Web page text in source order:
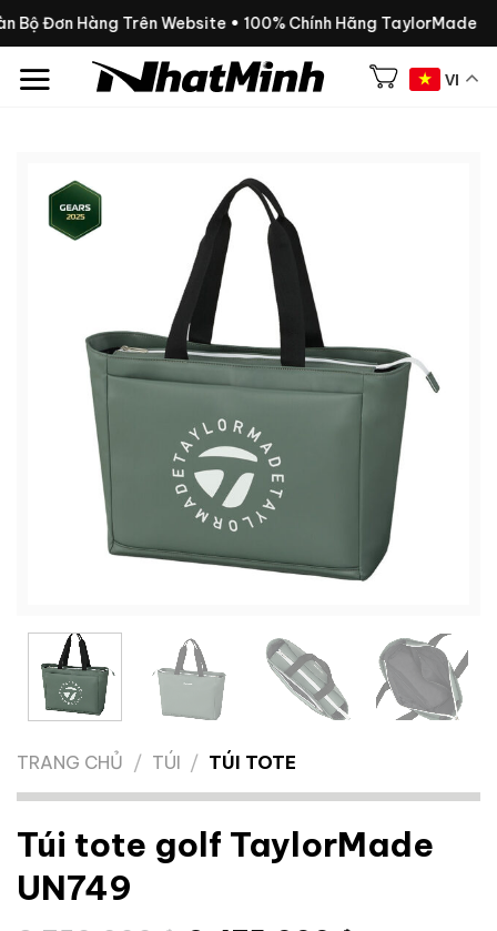
Chuyển
nội
dung
Bộ Đơn Hàng Trên Website • 100% Chính Hãng TaylorMade
VI
TRANG CHỦ / TÚI / TÚI TOTE
Túi tote golf TaylorMade
UN749